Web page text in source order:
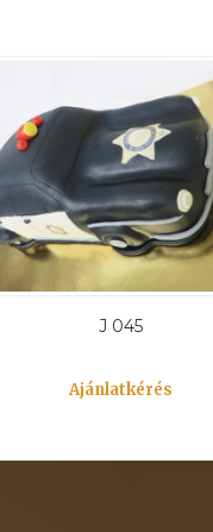
J 045
Ajánlatkérés